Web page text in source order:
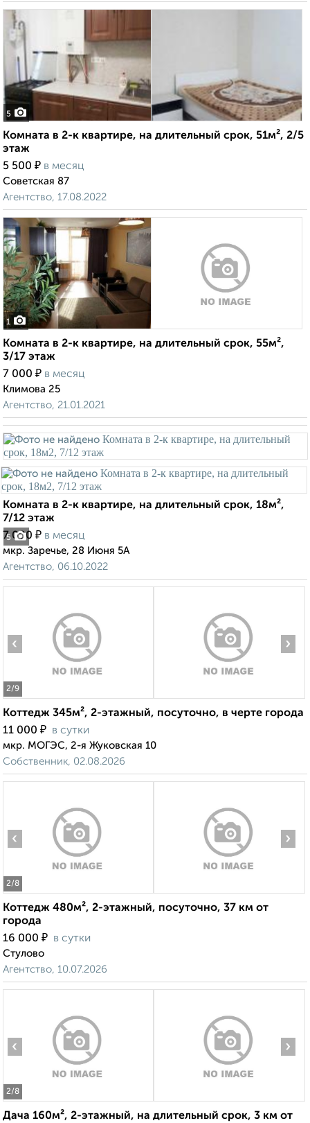
5
Комната в 2-к квартире, на длительный срок, 51м², 2/5
этаж
5 500 ₽ в месяц
Советская 87
Агентство, 17.08.2022
1
Комната в 2-к квартире, на длительный срок, 55м²,
3/17 этаж
7 000 ₽ в месяц
Климова 25
Агентство, 21.01.2021
5
Комната в 2-к квартире, на длительный срок, 18м²,
7/12 этаж
7 000 ₽ в месяц
мкр. Заречье, 28 Июня 5А
Агентство, 06.10.2022
2/9
‹ ›
Коттедж 345м², 2-этажный, посуточно, в черте города
11 000 ₽ в сутки
мкр. МОГЭС, 2-я Жуковская 10
Собственник, 02.08.2026
2/8
‹ ›
Коттедж 480м², 2-этажный, посуточно, 37 км от
города
16 000 ₽ в сутки
Стулово
Агентство, 10.07.2026
2/8
‹ ›
Дача 160м², 2-этажный, на длительный срок, 3 км от